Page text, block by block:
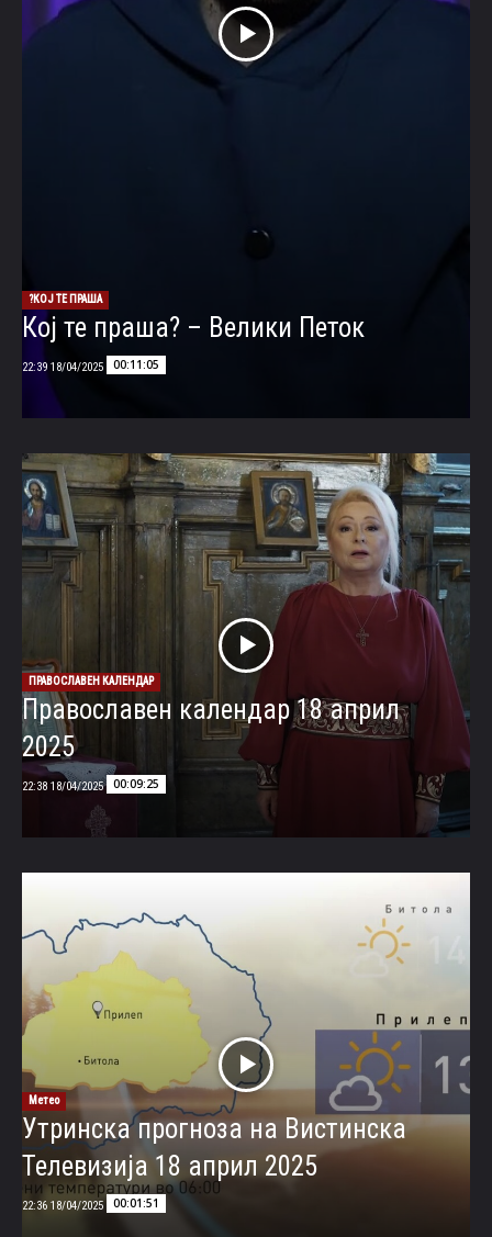
КОЈ ТЕ ПРАША?
Кој те праша? – Велики Петок
00:11:05
18/04/2025 22:39
ПРАВОСЛАВЕН КАЛЕНДАР
Православен календар 18 април
2025
00:09:25
18/04/2025 22:38
Метео
Утринска прогноза на Вистинска
Телевизија 18 април 2025
00:01:51
18/04/2025 22:36